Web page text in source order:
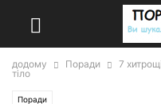
додому Поради
7
тіло
Поради